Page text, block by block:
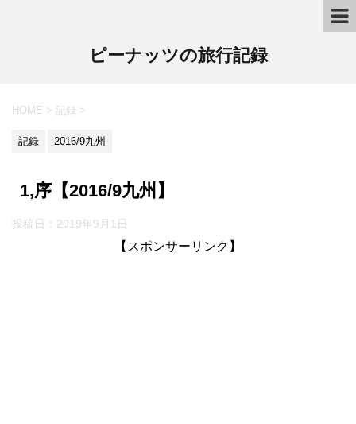
ピーナッツの旅行記録
HOME > 記録 >
記録 2016/9九州
1,序【2016/9九州】
投稿日：2019年9月1日
【スポンサーリンク】